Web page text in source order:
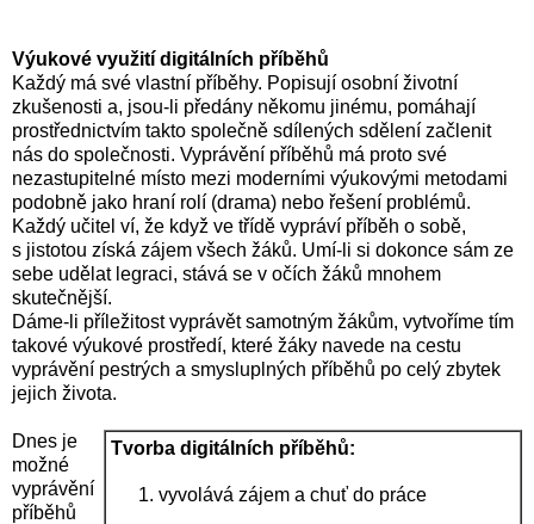
Výukové využití digitálních příběhů
Každý má své vlastní příběhy. Popisují osobní životní
zkušenosti a, jsou-li předány někomu jinému, pomáhají
prostřednictvím takto společně sdílených sdělení začlenit
nás do společnosti. Vyprávění příběhů má proto své
nezastupitelné místo mezi moderními výukovými metodami
podobně jako hraní rolí (drama) nebo řešení problémů.
Každý učitel ví, že když ve třídě vypráví příběh o sobě,
s jistotou získá zájem všech žáků. Umí-li si dokonce sám ze
sebe udělat legraci, stává se v očích žáků mnohem
skutečnější.
Dáme-li příležitost vyprávět samotným žákům, vytvoříme tím
takové výukové prostředí, které žáky navede na cestu
vyprávění pestrých a smysluplných příběhů po celý zbytek
jejich života.
Tvorba digitálních příběhů:
vyvolává zájem a chuť do práce
Dnes je
možné
vyprávění
příběhů